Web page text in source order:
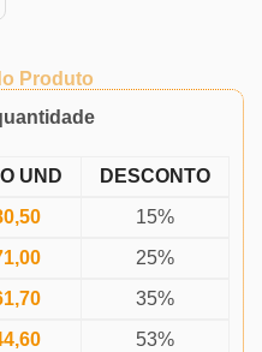
Produto
UND
DESCONTO
15%
25%
35%
53%